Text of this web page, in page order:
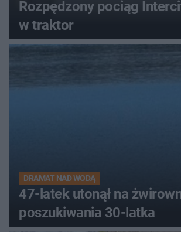
Rozpędzony pociąg
w traktor
DRAMAT NAD WODĄ
47-latek utonął na
poszukiwania 30-latka